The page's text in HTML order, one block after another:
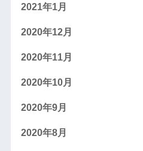
2021年1月
2020年12月
2020年11月
2020年10月
2020年9月
2020年8月